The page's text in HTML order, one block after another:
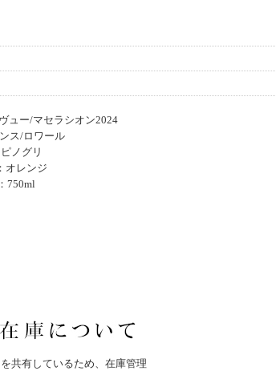
ュー/マセラシオン2024
ス/ロワール
ノグリ
オレンジ
750ml
共有しているため、在庫管理